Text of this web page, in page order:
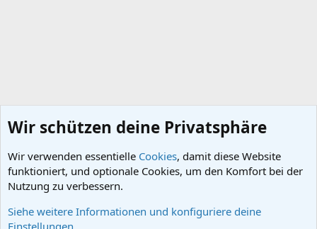
Wissenschaftsgeschichte
Wir schützen deine Privatsphäre
Wir verwenden essentielle Cookies, damit diese Website
funktioniert, und optionale Cookies, um den Komfort bei der
Nutzung zu verbessern.
Siehe weitere Informationen und konfiguriere deine
Einstellungen